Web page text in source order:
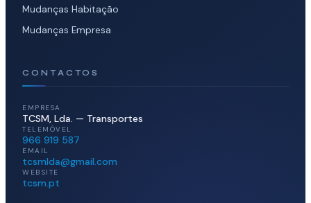
Mudanças Habitação
Mudanças Empresa
CONTACTOS
EMPRESA
TCSM, Lda. — Transportes
TELEMÓVEL
966 919 587
EMAIL
tcsmlda@gmail.com
WEBSITE
tcsm.pt